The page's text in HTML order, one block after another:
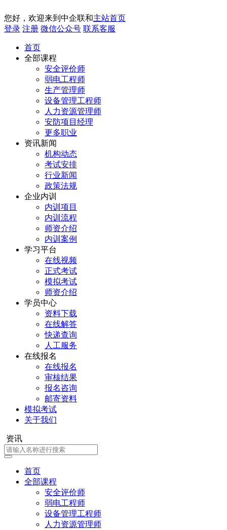
您好，欢迎来到中企联和主站首页
登录 注册 微信公众号 联系客服
首页
全部课程
安全评价师
弱电工程师
生产管理师
设备管理工程师
人力资源管理师
安防项目经理
更多职业
资讯新闻
机构动态
考试安排
行业新闻
政策法规
企业内训
内训项目
内训流程
师资介绍
内训案例
学习平台
在线视频
正式考试
模拟考试
师资介绍
学员中心
资料下载
在线解答
快递查询
人工服务
在线报名
在线报名
审核结果
报名咨询
邮寄资料
模拟考试
关于我们
资讯
首页
全部课程
安全评价师
弱电工程师
设备管理工程师
人力资源管理师